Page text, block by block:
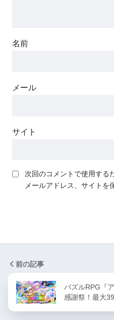
名前
メール
サイト
次回のコメントで使用する
メールアドレス、サイトを
前の記事
パズルRPG『
感謝祭！最大